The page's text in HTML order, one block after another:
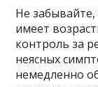
Не
имеет
контроль за
неясных
немедленно